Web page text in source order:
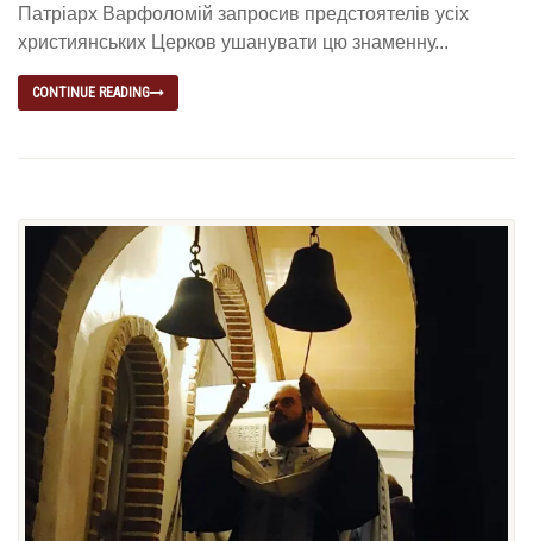
Патріарх Варфоломій запросив предстоятелів усіх
християнських Церков ушанувати цю знаменну...
CONTINUE READING